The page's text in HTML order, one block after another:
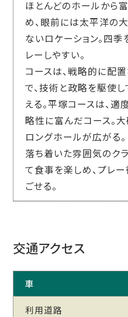
ほとんどのホールから
め、眼前には太平洋の
ないロケーション。四
レーしやすい。
コースは、戦略的に配
で、技術と政略を駆使
える。平塚コースは、
略性に富んだコース。
ロングホールが広がる。
落ち着いた雰囲気のク
て食事を楽しめ、プレ
ごせる。
交通アクセス
車
利用道路